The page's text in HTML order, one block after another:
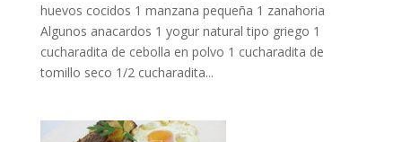
huevos cocidos 1 manzana pequeña 1 zanahoria
Algunos anacardos 1 yogur natural tipo griego 1
cucharadita de cebolla en polvo 1 cucharadita de
tomillo seco 1/2 cucharadita...